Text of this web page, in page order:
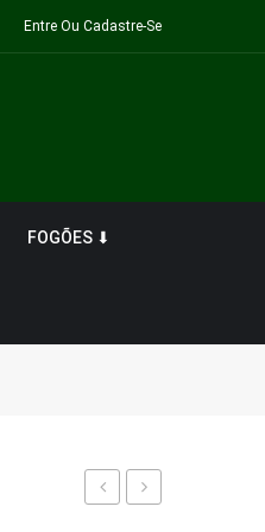
Entre Ou Cadastre-Se
FOGÕES ⬇